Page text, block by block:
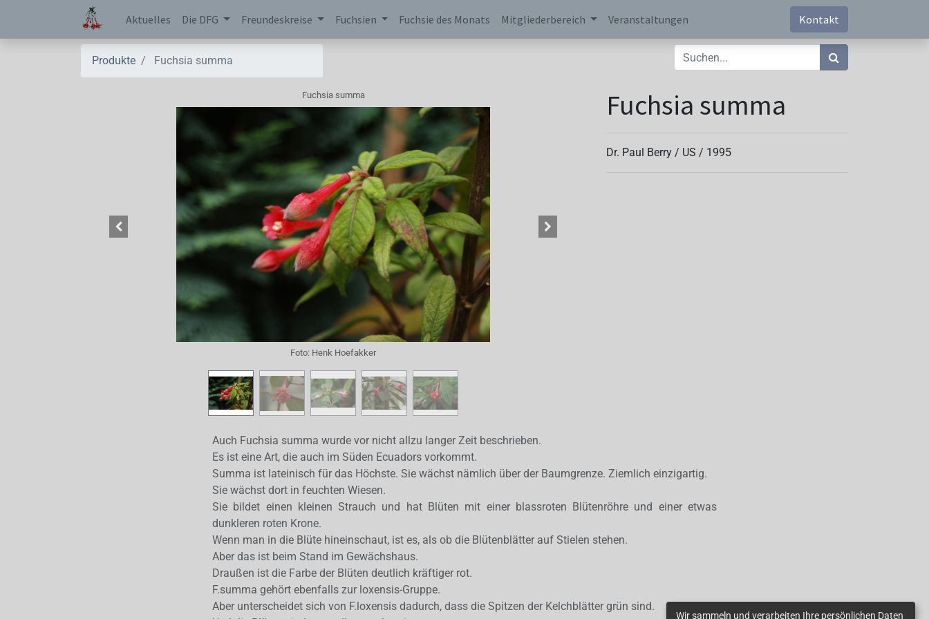
Aktuelles Die DFG Freundeskreise Fuchsien Fuchsie des Monats Mitgliederbereich Veranstaltungen Kontakt
Produkte Fuchsia summa
Fuchsia summa
Foto: Henk Hoefakker
Fuchsia summa
Dr. Paul Berry / US / 1995
Auch Fuchsia summa wurde vor nicht allzu langer Zeit beschrieben.
Es ist eine Art, die auch im Süden Ecuadors vorkommt.
Summa ist lateinisch für das Höchste. Sie wächst nämlich über der Baumgrenze. Ziemlich einzigartig.
Sie wächst dort in feuchten Wiesen.
Sie bildet einen kleinen Strauch und hat Blüten mit einer blassroten Blütenröhre und einer etwas
dunkleren roten Krone.
Wenn man in die Blüte hineinschaut, ist es, als ob die Blütenblätter auf Stielen stehen.
Aber das ist beim Stand im Gewächshaus.
Draußen ist die Farbe der Blüten deutlich kräftiger rot.
F.summa gehört ebenfalls zur loxensis-Gruppe.
Aber unterscheidet sich von F.loxensis dadurch, dass die Spitzen der Kelchblätter grün sind.
Wir sammeln und verarbeiten Ihre persönlichen Daten